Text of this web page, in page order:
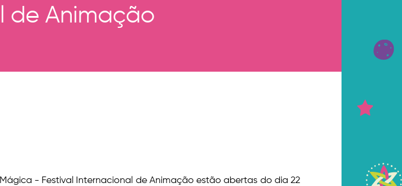
de Animação
- Festival Internacional de Animação estão abertas do dia 22